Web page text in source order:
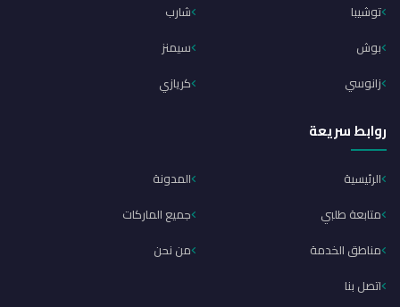
توشيبا
شارب
بوش
سيمنز
زانوسي
كريازي
روابط سريعة
الرئيسية
المدونة
متابعة طلبي
جميع الماركات
مناطق الخدمة
من نحن
اتصل بنا